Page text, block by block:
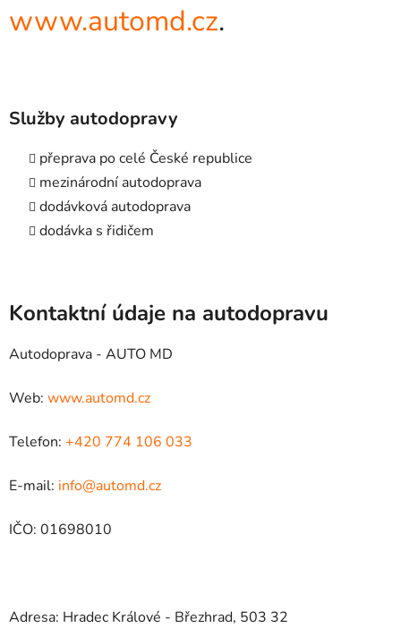
www.automd.cz.
Služby autodopravy
přeprava po celé České republice
mezinárodní autodoprava
dodávková autodoprava
dodávka s řidičem
Kontaktní údaje na autodopravu
Autodoprava - AUTO MD
Web: www.automd.cz
Telefon: +420 774 106 033
E-mail: info@automd.cz
IČO: 01698010
Adresa: Hradec Králové - Březhrad, 503 32